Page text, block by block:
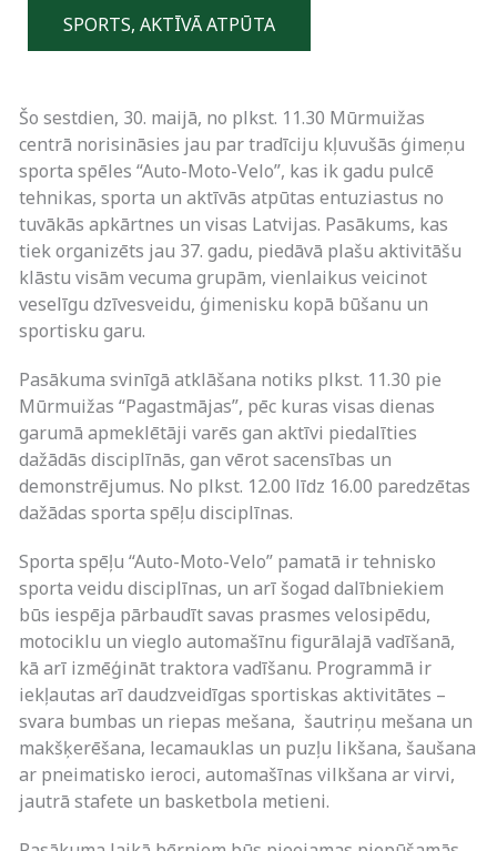
SPORTS, AKTĪVĀ ATPŪTA
Šo sestdien, 30. maijā, no plkst. 11.30 Mūrmuižas
centrā norisināsies jau par tradīciju kļuvušās ģimeņu
sporta spēles “Auto-Moto-Velo”, kas ik gadu pulcē
tehnikas, sporta un aktīvās atpūtas entuziastus no
tuvākās apkārtnes un visas Latvijas. Pasākums, kas
tiek organizēts jau 37. gadu, piedāvā plašu aktivitāšu
klāstu visām vecuma grupām, vienlaikus veicinot
veselīgu dzīvesveidu, ģimenisku kopā būšanu un
sportisku garu.
Pasākuma svinīgā atklāšana notiks plkst. 11.30 pie
Mūrmuižas “Pagastmājas”, pēc kuras visas dienas
garumā apmeklētāji varēs gan aktīvi piedalīties
dažādās disciplīnās, gan vērot sacensības un
demonstrējumus. No plkst. 12.00 līdz 16.00 paredzētas
dažādas sporta spēļu disciplīnas.
Sporta spēļu “Auto-Moto-Velo” pamatā ir tehnisko
sporta veidu disciplīnas, un arī šogad dalībniekiem
būs iespēja pārbaudīt savas prasmes velosipēdu,
motociklu un vieglo automašīnu figurālajā vadīšanā,
kā arī izmēģināt traktora vadīšanu. Programmā ir
iekļautas arī daudzveidīgas sportiskas aktivitātes –
svara bumbas un riepas mešana, šautriņu mešana un
makšķerēšana, lecamauklas un puzļu likšana, šaušana
ar pneimatisko ieroci, automašīnas vilkšana ar virvi,
jautrā stafete un basketbola metieni.